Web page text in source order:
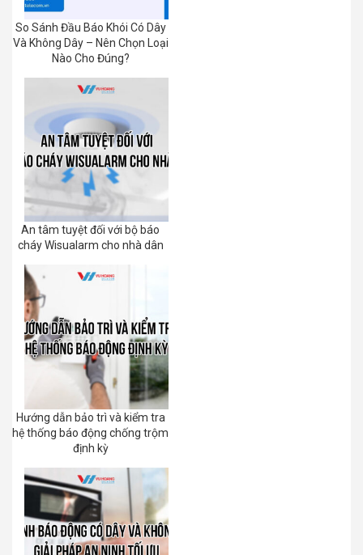
So Sánh Đầu Báo Khói Có Dây
Và Không Dây – Nên Chọn Loại
Nào Cho Đúng?
An tâm tuyệt đối với bộ báo
cháy Wisualarm cho nhà dân
Hướng dẫn bảo trì và kiểm tra
hệ thống báo động chống trộm
định kỳ